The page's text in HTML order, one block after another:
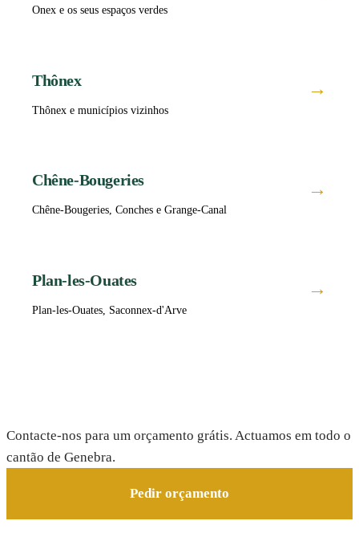
Onex e os seus espaços verdes
Thônex
Thônex e municípios vizinhos
→
Chêne-Bougeries
Chêne-Bougeries, Conches e Grange-Canal
→
Plan-les-Ouates
Plan-les-Ouates, Saconnex-d'Arve
→
Contacte-nos para um orçamento grátis. Actuamos em todo o
cantão de Genebra.
Pedir orçamento